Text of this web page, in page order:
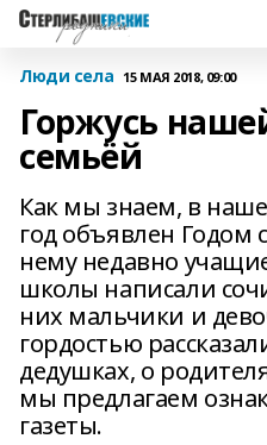
Люди села 15 МАЯ 2018, 09:00
Горжусь
семьёй
Как мы знаем, в
год объявлен
нему недавно
школы написали
них мальчики и
гордостью
дедушках, о
мы предлагаем
газеты.